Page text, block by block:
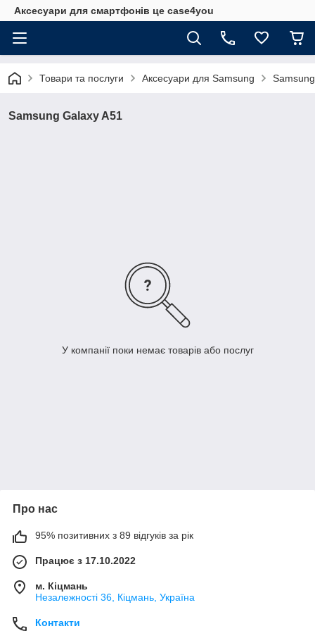
Аксесуари для смартфонів це case4you
Товари та послуги Аксесуари для Samsung
Samsung Galaxy A51
У компанії поки немає товарів або послуг
Про нас
95% позитивних з 89 відгуків за рік
Працює з 17.10.2022
м. Кіцмань
Незалежності 36, Кіцмань, Україна
Контакти